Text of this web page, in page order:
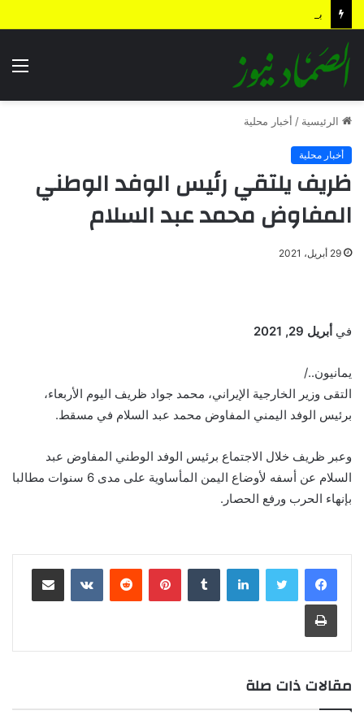
الرئيسية / أخبار محلية
أخبار محلية
ظريف يلتقي رئيس الوفد الوطني
المفاوض محمد عبد السلام
29 أبريل، 2021
في أبريل 29, 2021
يمانيون../
التقى وزير الخارجية الإيراني، محمد جواد ظريف اليوم الأربعاء،
برئيس الوفد اليمني المفاوض محمد عبد السلام في مسقط.
وعبر ظريف خلال الاجتماع برئيس الوفد الوطني المفاوض عبد
السلام عن أسفه لأوضاع اليمن المأساوية على مدى 6 سنوات مطالبا
بإنهاء الحرب ورفع الحصار.
لينكدإن بينتيريست
مقالات ذات صلة